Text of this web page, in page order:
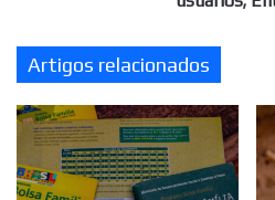
Artigos relacionados